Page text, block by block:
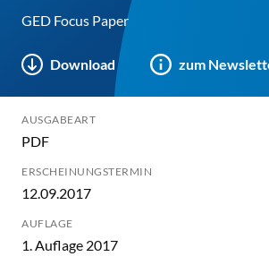
GED Focus Paper
Download zum
AUSGABEART
PDF
ERSCHEINUNGSTERMIN
12.09.2017
AUFLAGE
1. Auflage 2017